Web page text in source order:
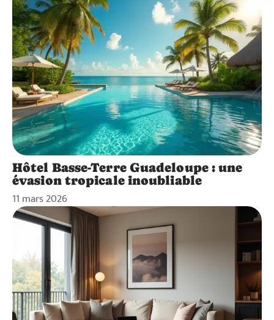
Hôtel Basse-Terre Guadeloupe : une
évasion tropicale inoubliable
11 mars 2026